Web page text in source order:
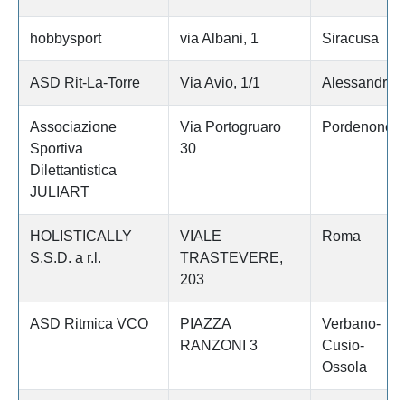
hobbysport via Albani, 1 Siracusa
ASD Rit-La-Torre Via Avio, 1/1 Alessandria
Associazione
Sportiva
Dilettantistica
JULIART
Via Portogruaro
30
Pordenone
HOLISTICALLY
S.S.D. a r.l.
VIALE
TRASTEVERE,
203
Roma
ASD Ritmica VCO
PIAZZA
RANZONI 3
Verbano-
Cusio-
Ossola